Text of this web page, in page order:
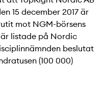
15 december 2017 är
mot NGM-börsens
listade på Nordic
beslutat
(100 000)